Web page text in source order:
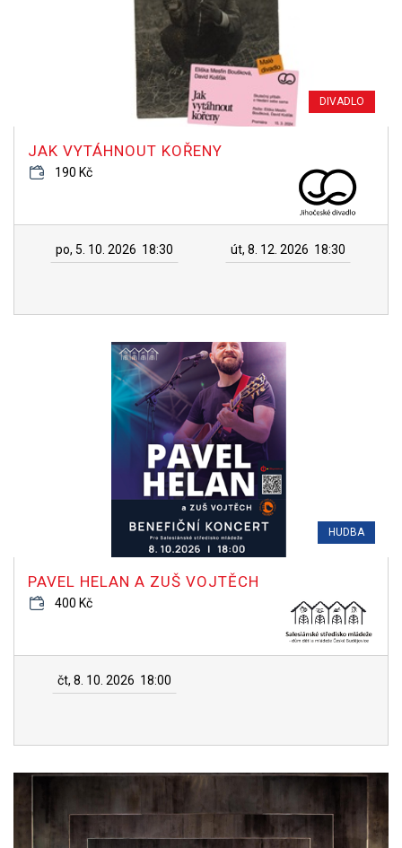
DIVADLO
JAK VYTÁHNOUT KOŘENY
190 Kč
po, 5. 10. 2026 18:30 út, 8. 12. 2026 18:30
HUDBA
PAVEL HELAN A ZUŠ VOJTĚCH
400 Kč
čt, 8. 10. 2026 18:00